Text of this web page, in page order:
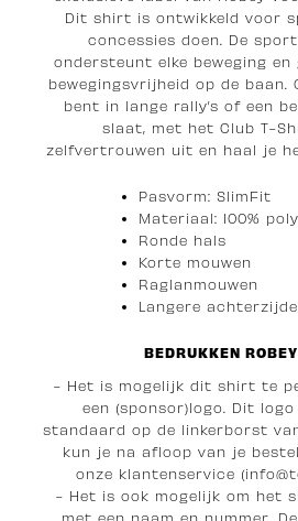
Dit shirt is ontwikkeld voor
concessies doen. De
ondersteunt elke beweging
bewegingsvrijheid op de baan.
bent in lange rally’s of een
slaat, met het Club T-
zelfvertrouwen uit en haal je
Pasvorm: SlimFit
Materiaal: 100%
Ronde hals
Korte mouwen
Raglanmouwen
Langere
BEDRUKKEN
- Het is mogelijk dit shirt te
een (sponsor)logo. Dit
standaard op de linkerborst
kun je na afloop van je
onze klantenservice
- Het is ook mogelijk om het
met een naam en nummer.